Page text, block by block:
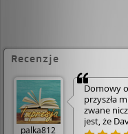
Recenzje
palka812
Domowy
przyszła
zwane
jest, że